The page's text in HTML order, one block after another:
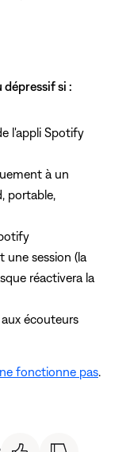
si :
l'appli Spotify
à un
portable,
une session (la
réactivera la
écouteurs
fonctionne pas.